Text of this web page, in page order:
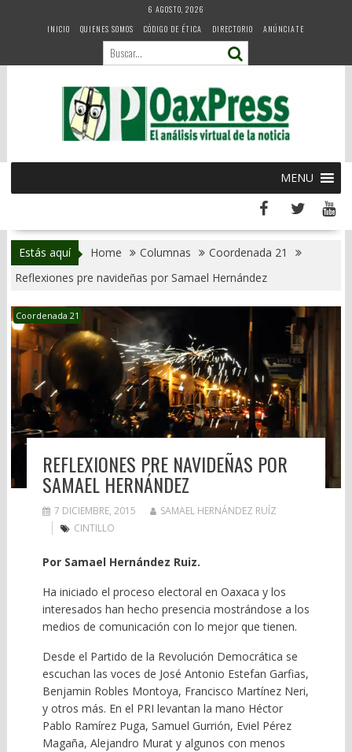
6 AGOSTO, 2026
INICIO
QUIENES SOMOS CÓDIGO DE ÉTICA DIRECTORIO ANÚNCIATE
MENU
Estás aquí Home Columnas
Coordenada 21
Reflexiones pre navideñas por Samael Hernández
Coordenada 21
REFLEXIONES PRE NAVIDEÑAS POR
SAMAEL HERNÁNDEZ
7 DICIEMBRE, 2015
SAMAEL HERNÁNDEZ RUÍZ
CINTILLO
Por Samael Hernández Ruiz.
Ha iniciado el proceso electoral en Oaxaca y los
interesados han hecho presencia mostrándose a los
medios de comunicación con lo mejor que tienen.
Desde el Partido de la Revolución Democrática se
escuchan las voces de José Antonio Estefan Garfias,
Benjamin Robles Montoya, Francisco Martínez Neri,
y otros más. En el PRI levantan la mano Héctor
Pablo Ramírez Puga, Samuel Gurrión, Eviel Pérez
Magaña, Alejandro Murat y algunos con menos